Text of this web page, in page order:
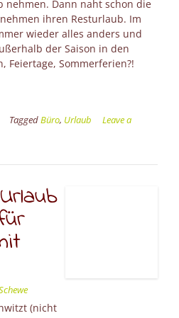
nehmen. Dann naht schon die
ihren Resturlaub. Im
wieder alles anders und
der Saison in den
Feiertage, Sommerferien?!
TaggedBüro, Urlaub
Leave a
(nicht